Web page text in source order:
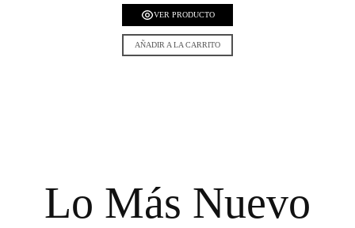
VER PRODUCTO
AÑADIR A LA CARRITO
Lo Más Nuevo